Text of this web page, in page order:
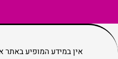
אין במידע המופיע באתר